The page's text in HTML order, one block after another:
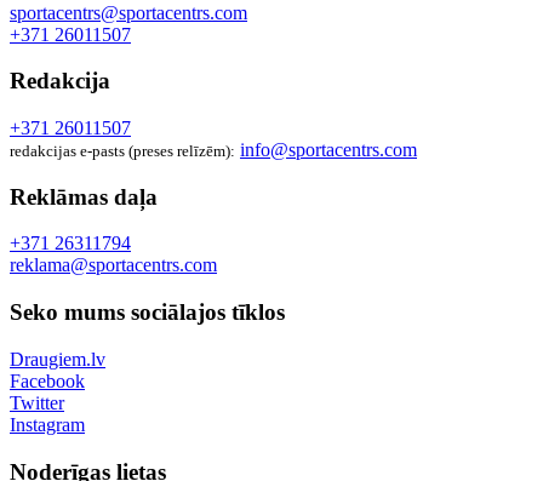
sportacentrs@sportacentrs.com
+371 26011507
Redakcija
+371 26011507
redakcijas e-pasts (preses relīzēm): info@sportacentrs.com
Reklāmas daļa
+371 26311794
reklama@sportacentrs.com
Seko mums sociālajos tīklos
Draugiem.lv
Facebook
Twitter
Instagram
Noderīgas lietas